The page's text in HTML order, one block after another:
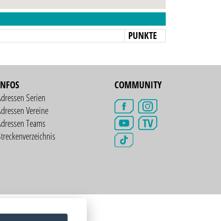
PUNKTE
Serien
Vereine
Teams
COMMUNITY
TV